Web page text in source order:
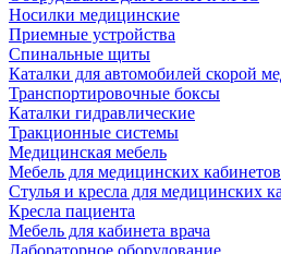
Носилки медицинские
Приемные устройства
Спинальные щиты
Каталки для автомобилей скорой
Транспортировочные боксы
Каталки гидравлические
Тракционные системы
Медицинская мебель
Мебель для медицинских
Стулья и кресла для медицинских
Кресла пациента
Мебель для кабинета врача
Лабораторное оборудование